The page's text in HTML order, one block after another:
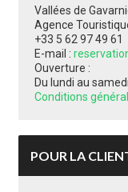
Vallées de
Agence
+33 5 62 97 49 61
E-mail :
Ouverture :
Du lundi au
Conditions
POUR LA